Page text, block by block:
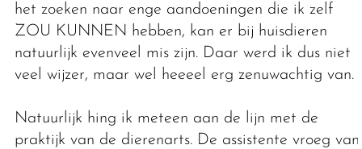
het zoeken naar enge aandoeningen die ik zelf
ZOU KUNNEN hebben, kan er bij huisdieren
natuurlijk evenveel mis zijn. Daar werd ik dus niet
veel wijzer, maar wel heeeel erg zenuwachtig van.
Natuurlijk hing ik meteen aan de lijn met de
praktijk van de dierenarts. De assistente vroeg van